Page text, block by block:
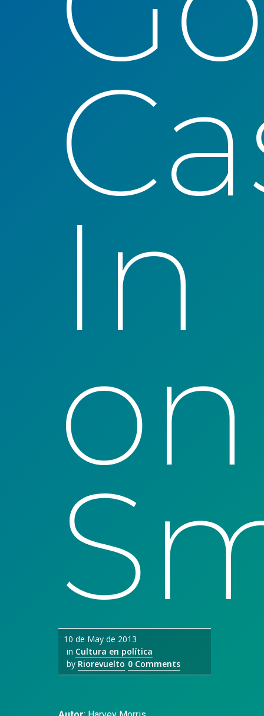
In
on
10 de May de 2013
in Cultura en política
by Riorevuelto 0 Comments